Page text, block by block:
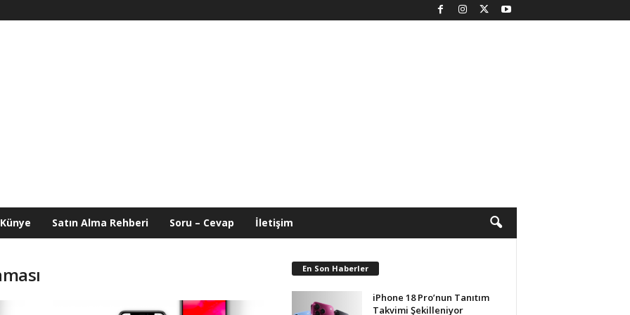
Künye Satın Alma Rehberi Soru – Cevap İletişim
En Son Haberler
iPhone 18 Pro’nun Tanıtım
Takvimi Şekilleniyor